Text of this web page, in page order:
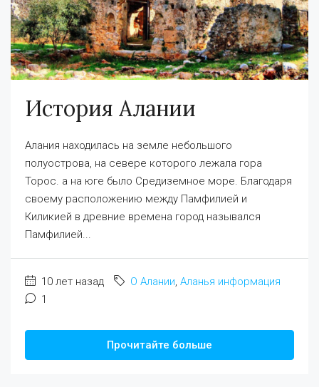
История Алании
Алания находилась на земле небольшого
полуострова, на севере которого лежала гора
Торос. а на юге было Средиземное море. Благодаря
своему расположению между Памфилией и
Киликией в древние времена город назывался
Памфилией...
10 лет назад О Алании, Аланья информация
1
Прочитайте больше